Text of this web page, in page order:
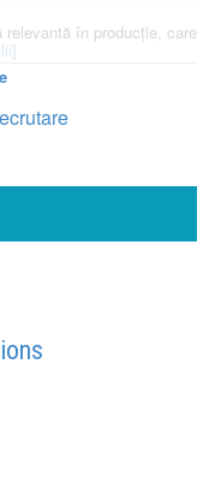
în producție, care